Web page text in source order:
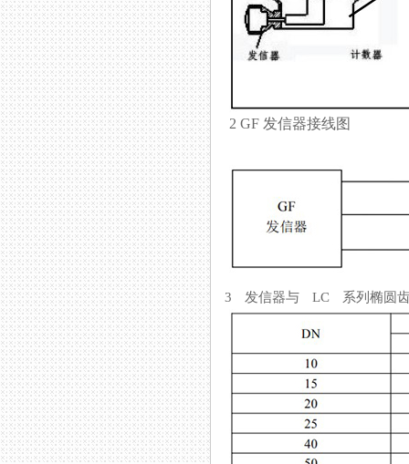
2 GF 发信器接线图
3 发信器与 LC 系列椭圆齿